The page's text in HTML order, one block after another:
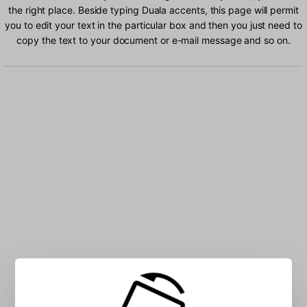
the right place. Beside typing Duala accents, this page will permit
you to edit your text in the particular box and then you just need to
copy the text to your document or e-mail message and so on.
Type Duala characters into the box: